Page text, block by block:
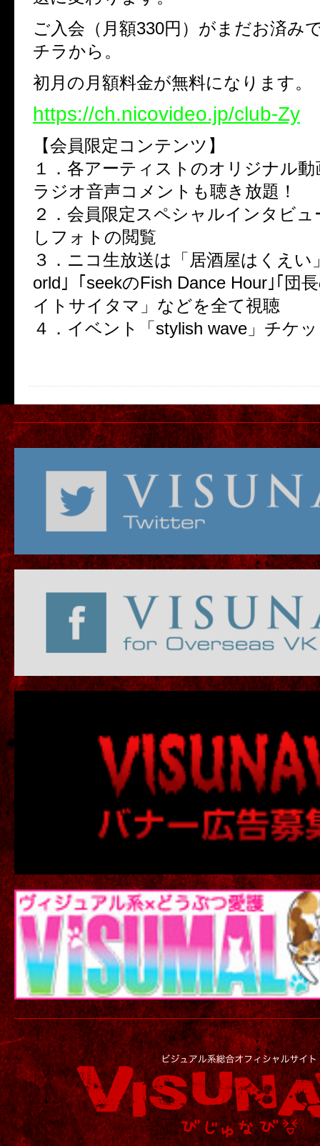
ご入会（月額330円）がまだお済み
チラから。
初月の月額料金が無料になります。
https://ch.nicovideo.jp/club-Zy
【会員限定コンテンツ】
１．各アーティストのオリジナル
ラジオ音声コメントも聴き放題！
２．会員限定スペシャルインタビ
しフォトの閲覧
３．ニコ生放送は「居酒屋はくえい
orld ｣「 seekのFish Dance Hour ｣｢団
イトサイタマ」などを全て視聴
４．イベント「 stylish wave 」チケ